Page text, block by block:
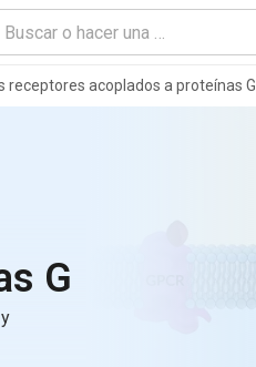
receptores acoplados a proteínas G
G